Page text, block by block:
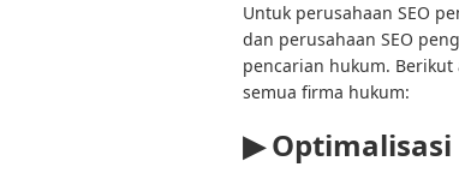
Untuk perusahaan SEO
dan perusahaan SEO
pencarian hukum.
semua firma hukum:
▶Optimalisasi